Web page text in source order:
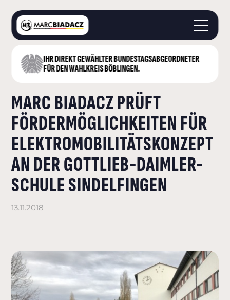
IHR DIREKT GEWÄHLTER BUNDESTAGS­ABGEORDNETER
FÜR DEN WAHLKREIS BÖBLINGEN.
STARTSEITE
LANDKREIS BÖBLINGEN
DEUTSCHER BUNDESTAG
AKTUELLES
KONTAKT
MARC BIADACZ PRÜFT
FÖRDERMÖGLICHKEITEN FÜR
ELEKTROMOBILITÄTSKONZEPT
AN DER GOTTLIEB-DAIMLER-
SCHULE SINDELFINGEN
13.11.2018